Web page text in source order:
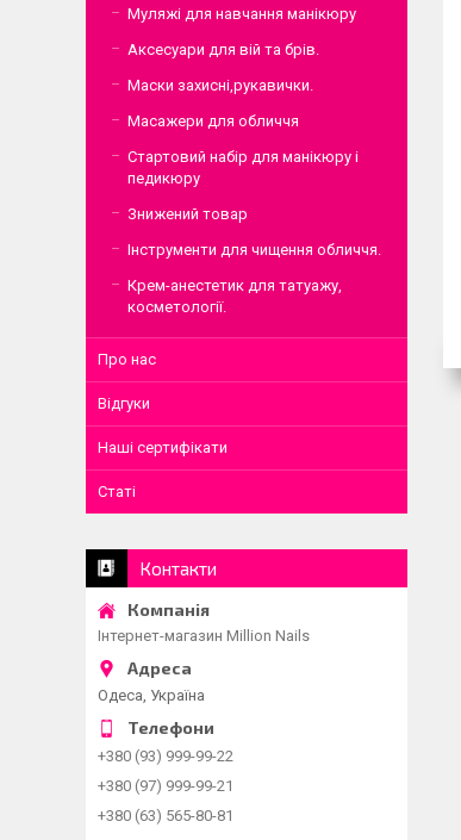
Муляжі для навчання манікюру
Аксесуари для вій та брів.
Маски захисні,рукавички.
Масажери для обличчя
Стартовий набір для манікюру і
педикюру
Знижений товар
Інструменти для чищення обличчя.
Крем-анестетик для татуажу,
косметології.
Про нас
Відгуки
Наші сертифікати
Статі
Контакти
Інтернет-магазин Million Nails
Одеса, Україна
+380 (93) 999-99-22
+380 (97) 999-99-21
+380 (63) 565-80-81